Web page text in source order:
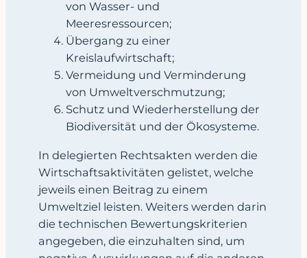
von Wasser- und
Meeresressourcen;
Übergang zu einer
Kreislaufwirtschaft;
Vermeidung und Verminderung
von Umweltverschmutzung;
Schutz und Wiederherstellung der
Biodiversität und der Ökosysteme.
In delegierten Rechtsakten werden die
Wirtschaftsaktivitäten gelistet, welche
jeweils einen Beitrag zu einem
Umweltziel leisten. Weiters werden darin
die technischen Bewertungskriterien
angegeben, die einzuhalten sind, um